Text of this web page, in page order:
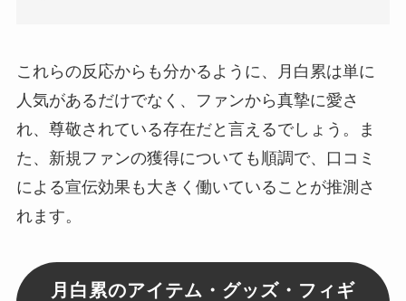
これらの反応からも分かるように、月白累は単に
人気があるだけでなく、ファンから真摯に愛さ
れ、尊敬されている存在だと言えるでしょう。ま
た、新規ファンの獲得についても順調で、口コミ
による宣伝効果も大きく働いていることが推測さ
れます。
月白累のアイテム・グッズ・フィギ